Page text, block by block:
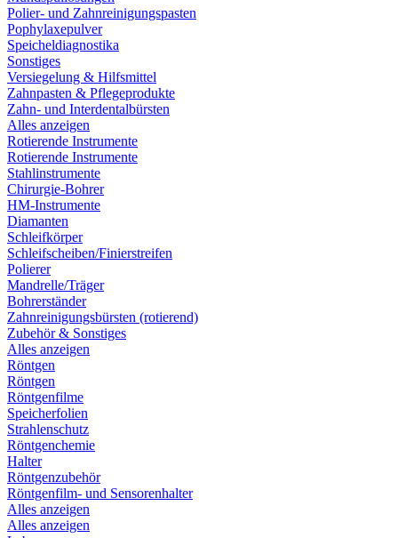
Polier- und Zahnreinigungspasten
Pophylaxepulver
Speicheldiagnostika
Sonstiges
Versiegelung & Hilfsmittel
Zahnpasten & Pflegeprodukte
Zahn- und Interdentalbürsten
Alles anzeigen
Rotierende Instrumente
Rotierende Instrumente
Stahlinstrumente
Chirurgie-Bohrer
HM-Instrumente
Diamanten
Schleifkörper
Schleifscheiben/Finierstreifen
Polierer
Mandrelle/Träger
Bohrerständer
Zahnreinigungsbürsten (rotierend)
Zubehör & Sonstiges
Alles anzeigen
Röntgen
Röntgen
Röntgenfilme
Speicherfolien
Strahlenschutz
Röntgenchemie
Halter
Röntgenzubehör
Röntgenfilm- und Sensorenhalter
Alles anzeigen
Alles anzeigen